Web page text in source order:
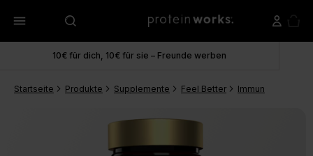
menu
10€ für dich, 10€ für sie – Freunde werben
Startseite Produkte Supplemente Feel Better Immune Halo